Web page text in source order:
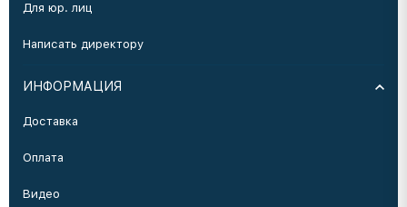
Для юр. лиц
Написать директору
ИНФОРМАЦИЯ
Доставка
Оплата
Видео